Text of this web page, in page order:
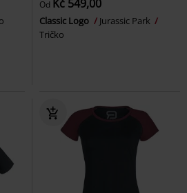
Od Kč 549,00
Classic Logo
Jurassic Park
Tričko